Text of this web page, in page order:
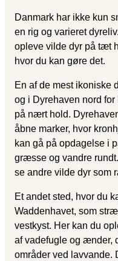
Danmark har ikke kun
en rig og varieret
opleve vilde dyr på tæt
hvor du kan gøre det.
En af de mest ikoniske
og i Dyrehaven nord
på nært hold.
åbne marker, hvor
kan gå på opdagelse i
græsse og vandre
se andre vilde dyr som
Et andet sted, hvor du
Waddenhavet, som
vestkyst. Her kan du
af vadefugle og ænder,
områder ved lavvande.